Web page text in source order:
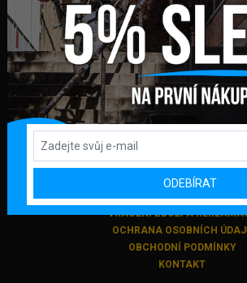
+421 948 374 905
info@bmxshop.sk
Podporujeme online platby
DŮLEŽITÉ ODKAZY
PŘIHLÁŠENÍ
REGISTRACE
VRACENÍ ZBOŽÍ A
OCHRANA OSOBNÍCH
OBCHODNÍ PODMÍNKY
KONTAKT
ODEBÍRAT